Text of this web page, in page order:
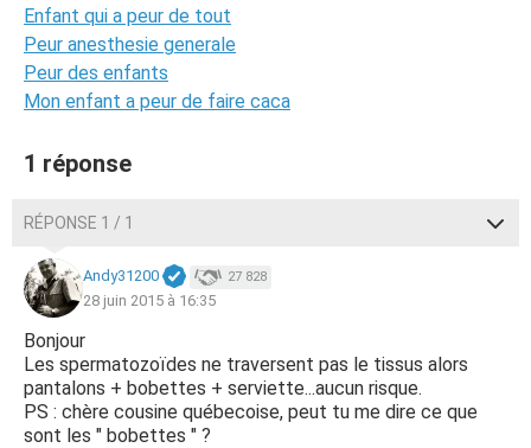
Enfant qui a peur de tout
Peur anesthesie generale
Peur des enfants
Mon enfant a peur de faire caca
1 réponse
RÉPONSE 1 / 1
Andy31200 27 828
28 juin 2015 à 16:35
Bonjour
Les spermatozoïdes ne traversent pas le tissus alors
pantalons + bobettes + serviette...aucun risque.
PS : chère cousine québecoise, peut tu me dire ce que
sont les " bobettes " ?